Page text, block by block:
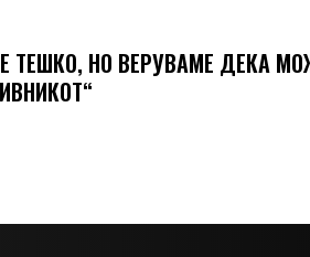
ТЕШКО, НО ВЕРУВАМЕ ДЕКА